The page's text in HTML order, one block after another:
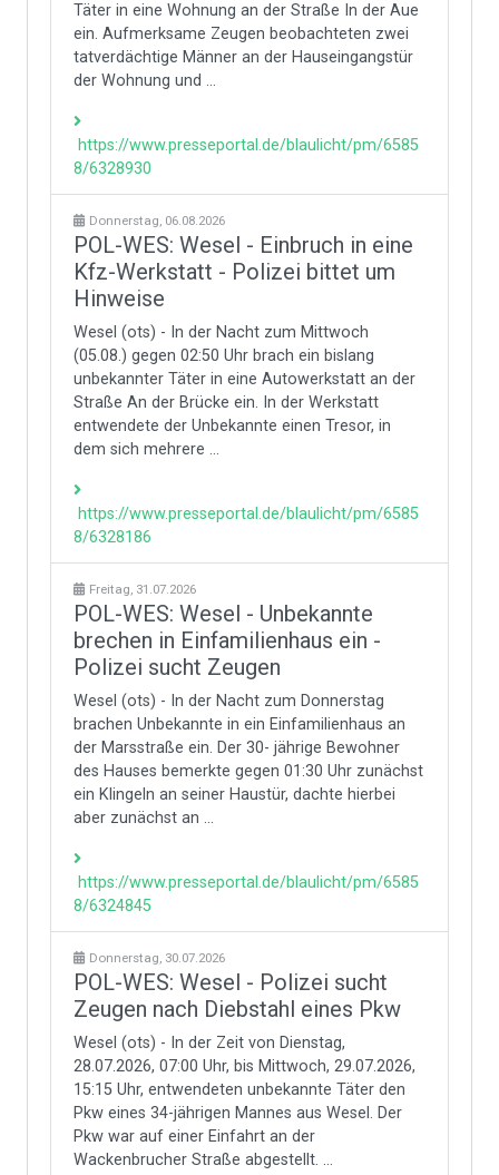
Täter in eine Wohnung an der Straße In der Aue
ein. Aufmerksame Zeugen beobachteten zwei
tatverdächtige Männer an der Hauseingangstür
der Wohnung und ...
https://www.presseportal.de/blaulicht/pm/6585
8/6328930
Donnerstag, 06.08.2026
POL-WES: Wesel - Einbruch in eine
Kfz-Werkstatt - Polizei bittet um
Hinweise
Wesel (ots) - In der Nacht zum Mittwoch
(05.08.) gegen 02:50 Uhr brach ein bislang
unbekannter Täter in eine Autowerkstatt an der
Straße An der Brücke ein. In der Werkstatt
entwendete der Unbekannte einen Tresor, in
dem sich mehrere ...
https://www.presseportal.de/blaulicht/pm/6585
8/6328186
Freitag, 31.07.2026
POL-WES: Wesel - Unbekannte
brechen in Einfamilienhaus ein -
Polizei sucht Zeugen
Wesel (ots) - In der Nacht zum Donnerstag
brachen Unbekannte in ein Einfamilienhaus an
der Marsstraße ein. Der 30- jährige Bewohner
des Hauses bemerkte gegen 01:30 Uhr zunächst
ein Klingeln an seiner Haustür, dachte hierbei
aber zunächst an ...
https://www.presseportal.de/blaulicht/pm/6585
8/6324845
Donnerstag, 30.07.2026
POL-WES: Wesel - Polizei sucht
Zeugen nach Diebstahl eines Pkw
Wesel (ots) - In der Zeit von Dienstag,
28.07.2026, 07:00 Uhr, bis Mittwoch, 29.07.2026,
15:15 Uhr, entwendeten unbekannte Täter den
Pkw eines 34-jährigen Mannes aus Wesel. Der
Pkw war auf einer Einfahrt an der
Wackenbrucher Straße abgestellt. ...